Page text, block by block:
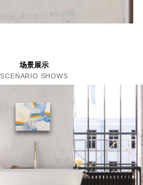
场景展示
SCENARIO SHOWS